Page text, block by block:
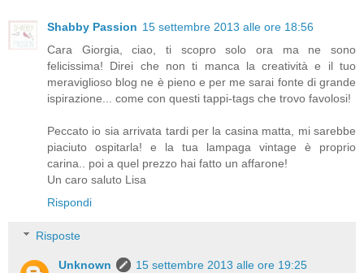
Shabby Passion 15 settembre 2013 alle ore 18:56
Cara Giorgia, ciao, ti scopro solo ora ma ne sono
felicissima! Direi che non ti manca la creatività e il tuo
meraviglioso blog ne è pieno e per me sarai fonte di grande
ispirazione... come con questi tappi-tags che trovo favolosi!
Peccato io sia arrivata tardi per la casina matta, mi sarebbe
piaciuto ospitarla! e la tua lampaga vintage è proprio
carina.. poi a quel prezzo hai fatto un affarone!
Un caro saluto Lisa
Rispondi
Risposte
Unknown
15 settembre 2013 alle ore 19:25